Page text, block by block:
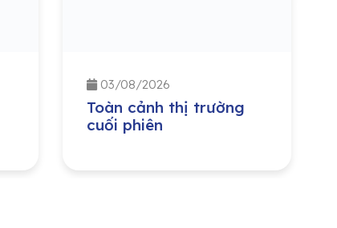
03/08/2026
Toàn cảnh thị trường
cuối phiên